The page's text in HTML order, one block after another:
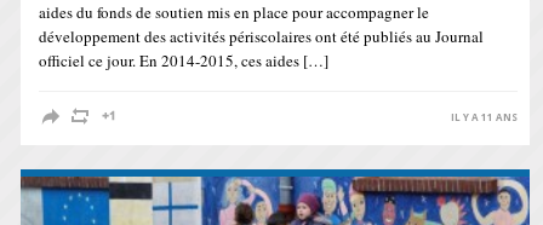
aides du fonds de soutien mis en place pour accompagner le
développement des activités périscolaires ont été publiés au Journal
officiel ce jour. En 2014-2015, ces aides […]
IL Y A 11 ANS